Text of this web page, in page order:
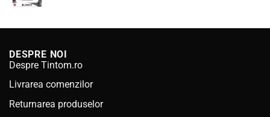
DESPRE NOI
Despre Tintom.ro
Livrarea comenzilor
Returnarea produselor